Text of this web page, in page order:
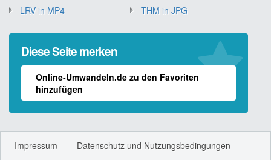
LRV in MP4
THM in JPG
Diese Seite merken
Online-Umwandeln.de zu den Favoriten
hinzufügen
Impressum
Datenschutz und Nutzungsbedingungen